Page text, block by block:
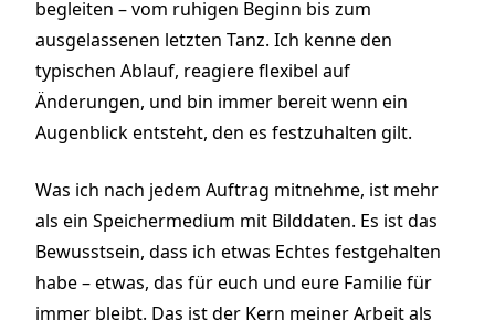
begleiten – vom ruhigen Beginn bis zum
ausgelassenen letzten Tanz. Ich kenne den
typischen Ablauf, reagiere flexibel auf
Änderungen, und bin immer bereit wenn ein
Augenblick entsteht, den es festzuhalten gilt.
Was ich nach jedem Auftrag mitnehme, ist mehr
als ein Speichermedium mit Bilddaten. Es ist das
Bewusstsein, dass ich etwas Echtes festgehalten
habe – etwas, das für euch und eure Familie für
immer bleibt. Das ist der Kern meiner Arbeit als